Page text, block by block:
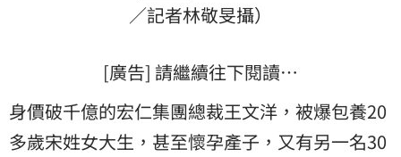
／記者林敬旻攝）
[廣告] 請繼續往下閱讀…
身價破千億的宏仁集團總裁王文洋，被爆包養20
多歲宋姓女大生，甚至懷孕產子，又有另一名30